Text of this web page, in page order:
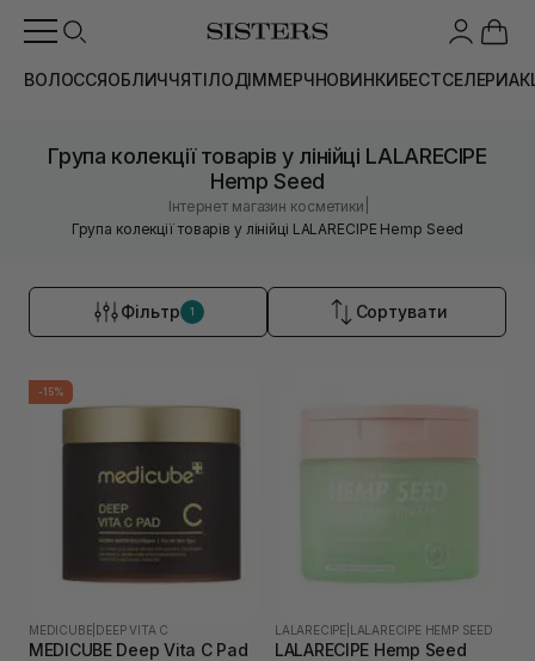
ВОЛОССЯОБЛИЧЧЯТІЛОДІММЕРЧНОВИНКИБЕСТСЕЛЕРИ
Група колекції товарів у лінійці LALARECIPE
Hemp Seed
Інтернет магазин косметики
Група колекції товарів у лінійці LALARECIPE Hemp Seed
Фільтр 1 Сортувати
-15%
MEDICUBE DEEP VITA C
MEDICUBE Deep Vita C Pad
LALARECIPE LALARECIPE HEMP SEED
LALARECIPE Hemp Seed